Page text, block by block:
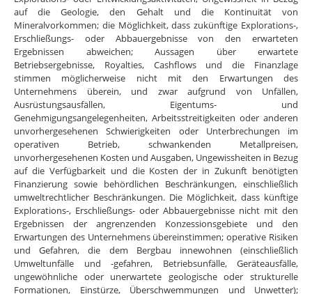
auf die Geologie, den Gehalt und die Kontinuität von
Mineralvorkommen; die Möglichkeit, dass zukünftige Explorations-,
Erschließungs- oder Abbauergebnisse von den erwarteten
Ergebnissen abweichen; Aussagen über erwartete
Betriebsergebnisse, Royalties, Cashflows und die Finanzlage
stimmen möglicherweise nicht mit den Erwartungen des
Unternehmens überein, und zwar aufgrund von Unfällen,
Ausrüstungsausfällen, Eigentums- und
Genehmigungsangelegenheiten, Arbeitsstreitigkeiten oder anderen
unvorhergesehenen Schwierigkeiten oder Unterbrechungen im
operativen Betrieb, schwankenden Metallpreisen,
unvorhergesehenen Kosten und Ausgaben, Ungewissheiten in Bezug
auf die Verfügbarkeit und die Kosten der in Zukunft benötigten
Finanzierung sowie behördlichen Beschränkungen, einschließlich
umweltrechtlicher Beschränkungen. Die Möglichkeit, dass künftige
Explorations-, Erschließungs- oder Abbauergebnisse nicht mit den
Ergebnissen der angrenzenden Konzessionsgebiete und den
Erwartungen des Unternehmens übereinstimmen; operative Risiken
und Gefahren, die dem Bergbau innewohnen (einschließlich
Umweltunfälle und -gefahren, Betriebsunfälle, Geräteausfälle,
ungewöhnliche oder unerwartete geologische oder strukturelle
Formationen, Einstürze, Überschwemmungen und Unwetter);